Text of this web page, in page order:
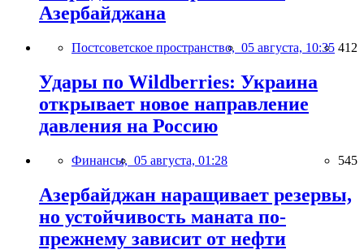
Азербайджана
Постсоветское пространство, 05 августа, 10:35 412
Удары по Wildberries: Украина
открывает новое направление
давления на Россию
Финансы, 05 августа, 01:28 545
Азербайджан наращивает резервы,
но устойчивость маната по-
прежнему зависит от нефти